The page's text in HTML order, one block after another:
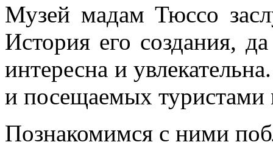
Музей мадам Тюссо
История его создания,
интересна и
и посещаемых туристами
Познакомимся с ними